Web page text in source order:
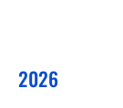
2026